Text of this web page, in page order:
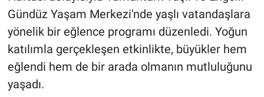
Gündüz Yaşam Merkezi'nde yaşlı vatandaşlara
yönelik bir eğlence programı düzenledi. Yoğun
katılımla gerçekleşen etkinlikte, büyükler hem
eğlendi hem de bir arada olmanın mutluluğunu
yaşadı.